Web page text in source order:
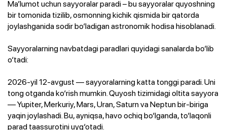
Ma’lumot uchun sayyoralar paradi – bu sayyoralar quyoshning
bir tomonida tizilib, osmonning kichik qismida bir qatorda
joylashganida sodir bo‘ladigan astronomik hodisa hisoblanadi.
Sayyoralarning navbatdagi paradlari quyidagi sanalarda bo‘lib
o‘tadi:
2026-yil 12-avgust — sayyoralarning katta tonggi paradi. Uni
tong otganda ko‘rish mumkin. Quyosh tizimidagi oltita sayyora
— Yupiter, Merkuriy, Mars, Uran, Saturn va Neptun bir-biriga
yaqin joylashadi. Bu, ayniqsa, havo ochiq bo‘lganda, to‘laqonli
parad taassurotini uyg‘otadi.